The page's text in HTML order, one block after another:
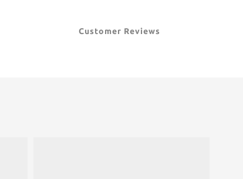
Customer Reviews